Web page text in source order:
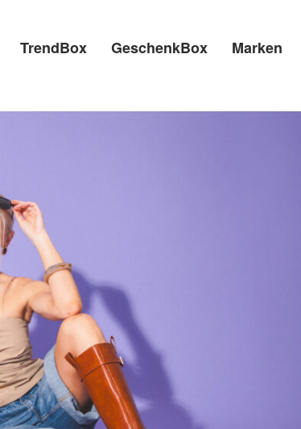
TrendBox GeschenkBox Marken